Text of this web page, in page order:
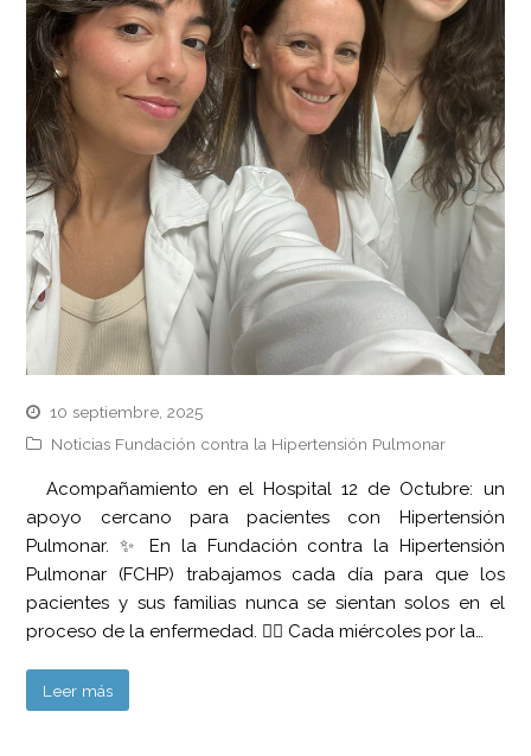
10 septiembre, 2025
Noticias Fundación contra la Hipertensión Pulmonar
Acompañamiento en el Hospital 12 de Octubre: un
apoyo cercano para pacientes con Hipertensión
Pulmonar. ✨ En la Fundación contra la Hipertensión
Pulmonar (FCHP) trabajamos cada día para que los
pacientes y sus familias nunca se sientan solos en el
proceso de la enfermedad. 👩‍⚕️ Cada miércoles por la…
Leer más